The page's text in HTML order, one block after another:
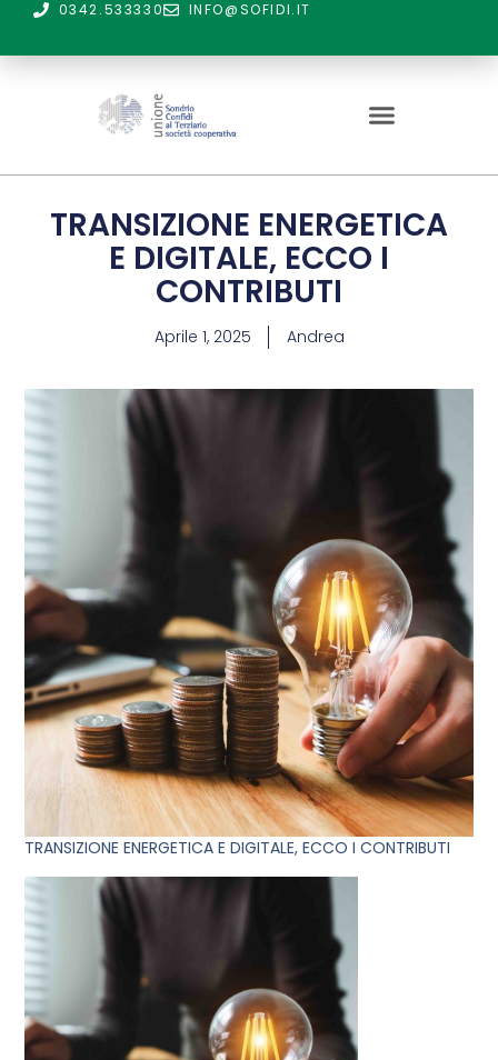
0342.533330 INFO@SOFIDI.IT
TRANSIZIONE ENERGETICA
E DIGITALE, ECCO I
CONTRIBUTI
Aprile 1, 2025 Andrea
TRANSIZIONE ENERGETICA E DIGITALE, ECCO I CONTRIBUTI